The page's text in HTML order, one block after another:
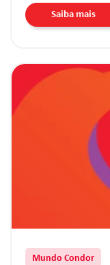
Saiba mais
Mundo Condor